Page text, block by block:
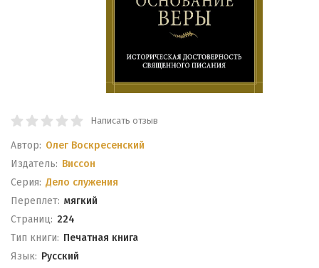
Написать отзыв
Автор: Олег Воскресенский
Издатель: Виссон
Серия: Дело служения
Переплет: мягкий
Cтраниц: 224
Тип книги: Печатная книга
Язык: Русский